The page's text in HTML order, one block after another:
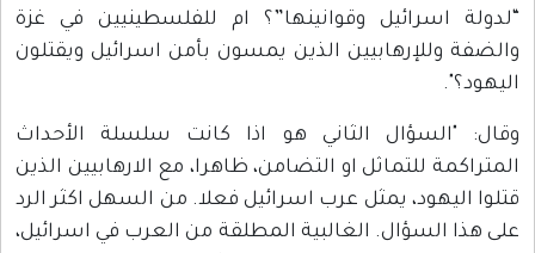
“لدولة اسرائيل وقوانينها”؟ ام للفلسطينيين في غزة
والضفة وللإرهابيين الذين يمسون بأمن اسرائيل ويقتلون
اليهود؟".
وقال: "السؤال الثاني هو اذا كانت سلسلة الأحداث
المتراكمة للتماثل او التضامن، ظاهرا، مع الارهابيين الذين
قتلوا اليهود، يمثل عرب اسرائيل فعلا. من السهل اكثر الرد
على هذا السؤال. الغالبية المطلقة من العرب في اسرائيل،